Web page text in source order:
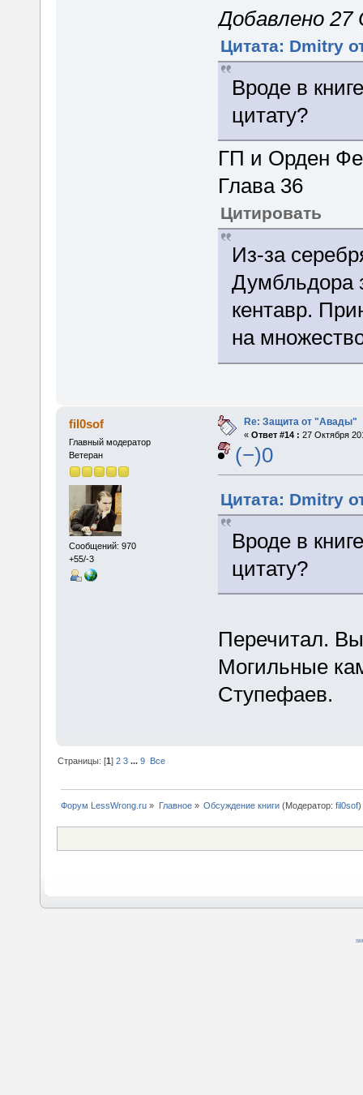
Добавлено 27
Цитата: Dmitry
Вроде в
цитату?
ГП и Орден
Глава 36
Цитировать
Из-за
Думбльдора
кентавр.
на
fil0sof
Главный модератор
Ветеран
Сообщений: 970
+55/-3
Re: Защита от "Авады"
« Ответ #14 : 27 Октября
(−)0
Цитата: Dmitry
Вроде в
цитату?
Перечитал.
Могильные
Ступефаев.
Страницы: [1]2 3 ...9 Все
Форум LessWrong.ru » Главное» Обсуждение книги(Модератор: fil0sof)